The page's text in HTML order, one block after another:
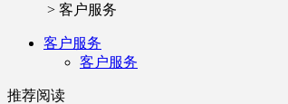
> 客户服务
客户服务
客户服务
推荐阅读